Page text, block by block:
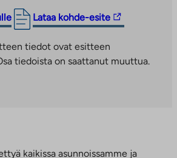
Lataa kohde-esite
Linkki
vie
ulkopuoliseen
palveluun.
tiedot ovat esitteen
tiedoista on saattanut muuttua.
kaikissa asunnoissamme ja